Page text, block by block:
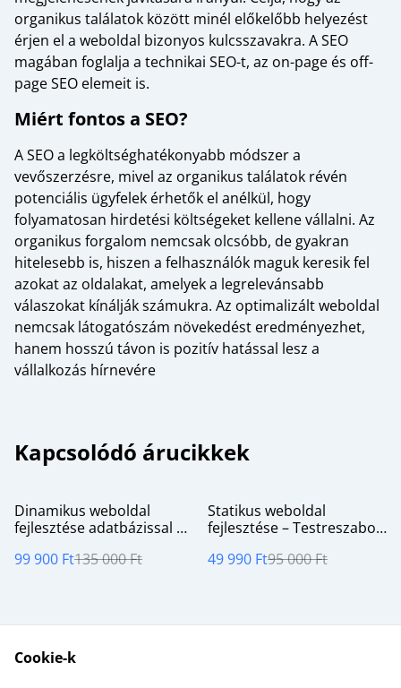
organikus találatok között minél előkelőbb helyezést
érjen el a weboldal bizonyos kulcsszavakra. A SEO
magában foglalja a technikai SEO-t, az on-page és off-
page SEO elemeit is.
Miért fontos a SEO?
A SEO a legköltséghatékonyabb módszer a
vevőszerzésre, mivel az organikus találatok révén
potenciális ügyfelek érhetők el anélkül, hogy
folyamatosan hirdetési költségeket kellene vállalni. Az
organikus forgalom nemcsak olcsóbb, de gyakran
hitelesebb is, hiszen a felhasználók maguk keresik fel
azokat az oldalakat, amelyek a legrelevánsabb
válaszokat kínálják számukra. Az optimalizált weboldal
nemcsak látogatószám növekedést eredményezhet,
hanem hosszú távon is pozitív hatással lesz a
vállalkozás hírnevére
Kapcsolódó árucikkek
%
Dinamikus weboldal
fejlesztése adatbázissal –
megoldások saját ".hu"
99 900 Ft135 000 Ft
%
Statikus weboldal
fejlesztése – Testreszabott
vagy egyéb választható
49 990 Ft95 000 Ft
Cookie-k